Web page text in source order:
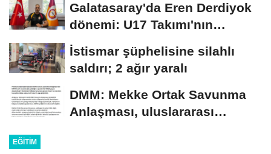
Galatasaray'da Eren Derdiyok
dönemi: U17 Takımı'nın
başına...
İstismar şüphelisine silahlı
saldırı; 2 ağır yaralı
DMM: Mekke Ortak Savunma
Anlaşması, uluslararası
EĞITIM